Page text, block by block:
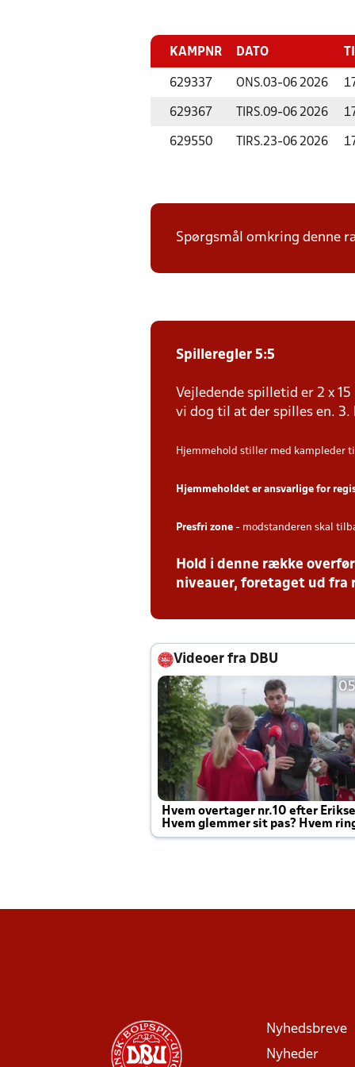
KAMPNR DATO
629337 ONS.03-06 2026
629367 TIRS.09-06 2026
629550 TIRS.23-06 2026
Spørgsmål omkring denne
Spilleregler 5:5
Vejledende spilletid er 2 x
vi dog til at der spilles en. 3.
Hjemmehold stiller med kampleder
Hjemmeholdet er ansvarlige for
Presfri zone - modstanderen skal
Hold i denne række
niveauer, foretaget ud fra
Videoer fra DBU
Hvem overtager nr.10 efter
Hvem glemmer sit pas? Hvem
Joachim altid til efter kampe?
Nyhedsbreve
Nyheder